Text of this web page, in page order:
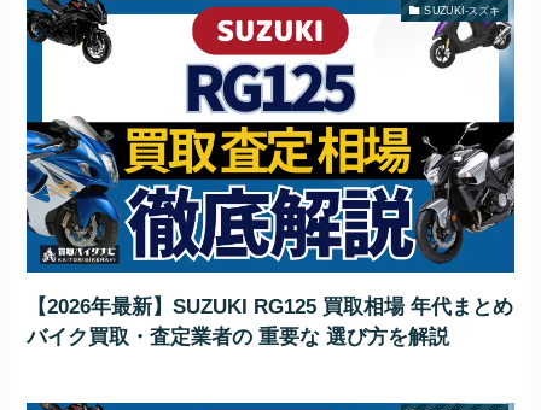
SUZUKI-スズキ
【2026年最新】SUZUKI RG125 買取相場 年代まとめ
バイク買取・査定業者の 重要な 選び方を解説